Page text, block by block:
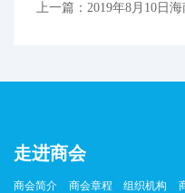
要）
上一篇：2019年8月10日
走进商会
商会简介 商会章程 组织机构